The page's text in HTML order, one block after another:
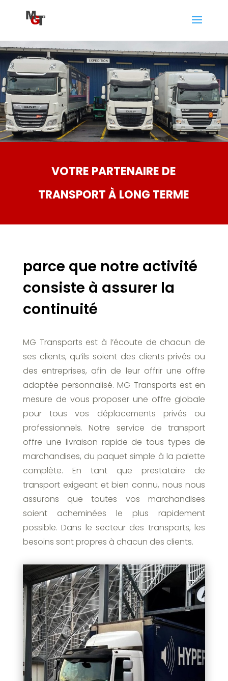
VOTRE PARTENAIRE DE
TRANSPORT À LONG TERME
parce que notre activité
consiste à assurer la
continuité
MG Transports est à l’écoute de chacun de
ses clients, qu’ils soient des clients privés ou
des entreprises, afin de leur offrir une offre
adaptée personnalisé. MG Transports est en
mesure de vous proposer une offre globale
pour tous vos déplacements privés ou
professionnels. Notre service de transport
offre une livraison rapide de tous types de
marchandises, du paquet simple à la palette
complète. En tant que prestataire de
transport exigeant et bien connu, nous nous
assurons que toutes vos marchandises
soient acheminées le plus rapidement
possible. Dans le secteur des transports, les
besoins sont propres à chacun des clients.